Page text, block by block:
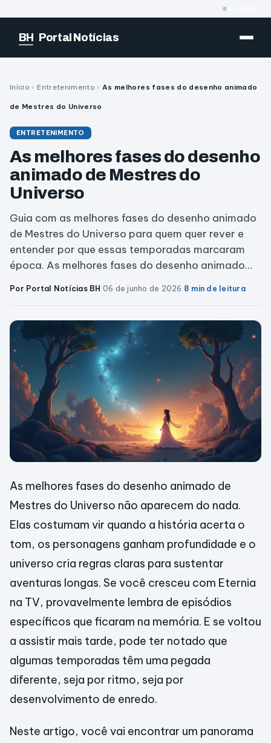
BH Portal Notícias
Início › Entretenimento › As melhores fases do desenho animado
de Mestres do Universo
ENTRETENIMENTO
As melhores fases do desenho
animado de Mestres do
Universo
Guia com as melhores fases do desenho animado
de Mestres do Universo para quem quer rever e
entender por que essas temporadas marcaram
época. As melhores fases do desenho animado…
Por Portal Notícias BH·06 de junho de 2026·8 min de leitura
As melhores fases do desenho animado de
Mestres do Universo não aparecem do nada.
Elas costumam vir quando a história acerta o
tom, os personagens ganham profundidade e o
universo cria regras claras para sustentar
aventuras longas. Se você cresceu com Eternia
na TV, provavelmente lembra de episódios
específicos que ficaram na memória. E se voltou
a assistir mais tarde, pode ter notado que
algumas temporadas têm uma pegada
diferente, seja por ritmo, seja por
desenvolvimento de enredo.
Neste artigo, você vai encontrar um panorama